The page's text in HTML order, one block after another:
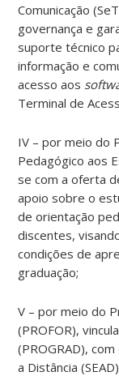
Comunicação
governança e
suporte técnico
informação e
acesso aos
Terminal de
IV – por meio do
Pedagógico aos
se com a oferta
apoio sobre o
de orientação
discentes,
condições de
graduação;
V – por meio do
(PROFOR),
(PROGRAD),
a Distância